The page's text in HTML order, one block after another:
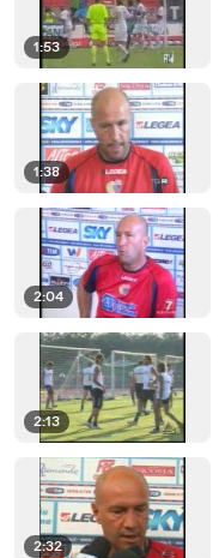
1:53
1:38
2:04
2:13
2:32